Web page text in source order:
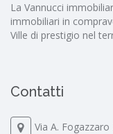
La Vannucci
immobiliari in
Ville di prestigio nel
Contatti
Via A. Fogazzaro